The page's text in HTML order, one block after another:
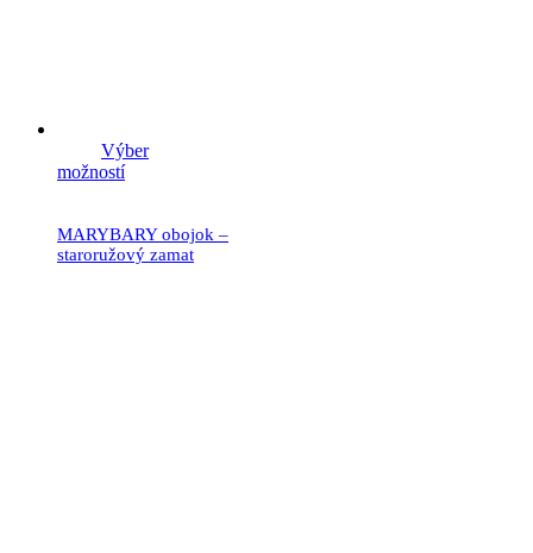
Výber
možností
MARYBARY obojok –
staroružový zamat